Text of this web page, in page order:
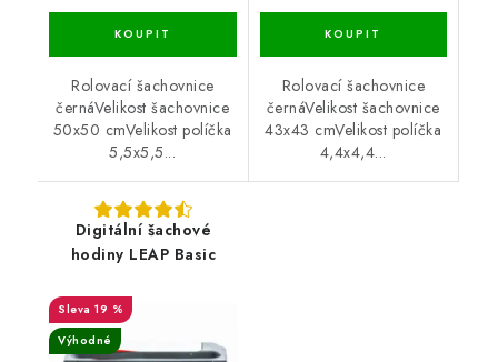
Rolovací šachovnice
černáVelikost šachovnice
50x50 cmVelikost políčka
5,5x5,5...
Rolovací šachovnice
černáVelikost šachovnice
43x43 cmVelikost políčka
4,4x4,4...
Digitální šachové
hodiny LEAP Basic
19 %
Výhodné